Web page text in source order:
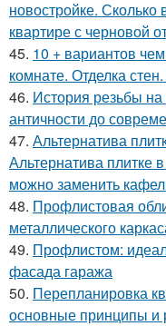
новостройке.
квартире с черновой
45. 10 + вариантов
комнате. Отделка
46. История резьбы
античности до
47. Альтернатива
Альтернатива плитке
можно заменить
48. Профлистовая
металлического
49. Профлистом:
фасада гаража
50. Перепланировка
основные принципы и